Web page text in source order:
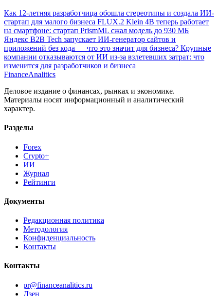
Как 12-летняя разработчица обошла стереотипы и создала ИИ-
стартап для малого бизнеса FLUX.2 Klein 4B теперь работает
на смартфоне: стартап PrismML сжал модель до 930 МБ
Яндекс B2B Tech запускает ИИ-генератор сайтов и
приложений без кода — что это значит для бизнеса? Крупные
компании отказываются от ИИ из-за взлетевших затрат: что
изменится для разработчиков и бизнеса
FinanceAnalitics
Деловое издание о финансах, рынках и экономике.
Материалы носят информационный и аналитический
характер.
Разделы
Forex
Crypto+
ИИ
Журнал
Рейтинги
Документы
Редакционная политика
Методология
Конфиденциальность
Контакты
Контакты
pr@financeanalitics.ru
Дзен